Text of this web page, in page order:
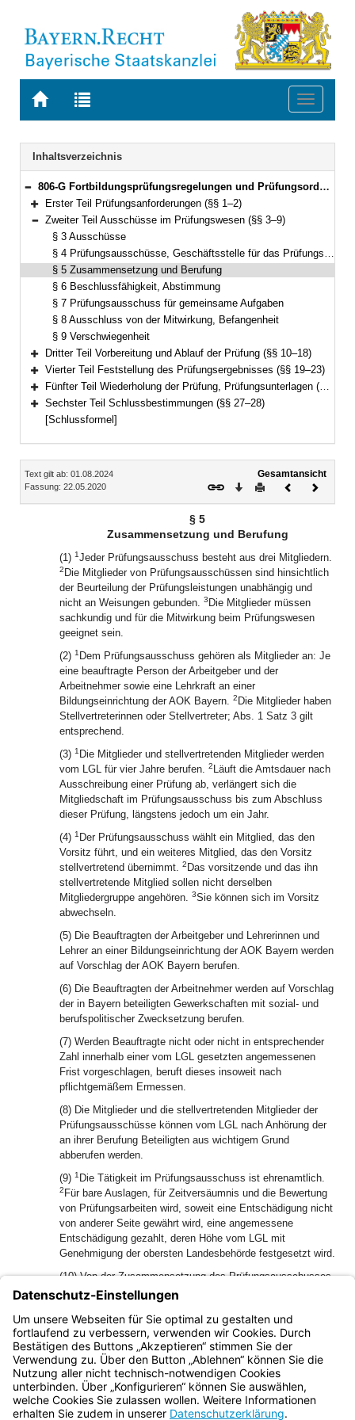
Zur
BAYERN.RECHT
Zur
letzten
Suche
Toggle
Navigation
Inhaltsverzeichnis
Bereich reduzieren
806-G Fortbildungsprüfungsregelungen und Prüfungsordnung für Fortbildungsprüfungen zum AOK-Betriebswirt bzw. zur AOK-Betriebswirtin der AOK Bayern (FPO AOK-Betriebswirt Bayern) Bekanntmachung des Bayerischen Landesamts für Gesundheit und Lebensmittelsicherheit vom 22. Mai 2020, Az. A-MA-0612-14-V2-D18772/2020 (BayMBl. Nr. 327) (§§ 1–28)
Bereich erweitern
Erster Teil Prüfungsanforderungen (§§ 1–2)
Bereich reduzieren
Zweiter Teil Ausschüsse im Prüfungswesen (§§ 3–9)
§ 3 Ausschüsse
§ 4 Prüfungsausschüsse, Geschäftsstelle für das Prüfungswesen, Geschäftsführung
§ 5 Zusammensetzung und Berufung
§ 6 Beschlussfähigkeit, Abstimmung
§ 7 Prüfungsausschuss für gemeinsame Aufgaben
§ 8 Ausschluss von der Mitwirkung, Befangenheit
§ 9 Verschwiegenheit
Bereich erweitern
Dritter Teil Vorbereitung und Ablauf der Prüfung (§§ 10–18)
Bereich erweitern
Vierter Teil Feststellung des Prüfungsergebnisses (§§ 19–23)
Bereich erweitern
Fünfter Teil Wiederholung der Prüfung, Prüfungsunterlagen (§§ 24–26)
Bereich erweitern
Sechster Teil Schlussbestimmungen (§§ 27–28)
[Schlussformel]
Inhalt
Text gilt ab: 01.08.2024
Fassung: 22.05.2020
Gesamtansicht
Download
DruckenVorheriges
§ 5
Zusammensetzung und Berufung
(1) 1Jeder Prüfungsausschuss besteht aus drei Mitgliedern.
2 Die Mitglieder von Prüfungsausschüssen sind hinsichtlich
der Beurteilung der Prüfungsleistungen unabhängig und
nicht an Weisungen gebunden. 3 Die Mitglieder müssen
sachkundig und für die Mitwirkung beim Prüfungswesen
geeignet sein.
(2) 1 Dem Prüfungsausschuss gehören als Mitglieder an: Je
eine beauftragte Person der Arbeitgeber und der
Arbeitnehmer sowie eine Lehrkraft an einer
Bildungseinrichtung der AOK Bayern. 2 Die Mitglieder haben
Stellvertreterinnen oder Stellvertreter; Abs. 1 Satz 3 gilt
entsprechend.
(3) 1 Die Mitglieder und stellvertretenden Mitglieder werden
vom LGL für vier Jahre berufen. 2 Läuft die Amtsdauer nach
Ausschreibung einer Prüfung ab, verlängert sich die
Mitgliedschaft im Prüfungsausschuss bis zum Abschluss
dieser Prüfung, längstens jedoch um ein Jahr.
(4) 1 Der Prüfungsausschuss wählt ein Mitglied, das den
Vorsitz führt, und ein weiteres Mitglied, das den Vorsitz
stellvertretend übernimmt. 2 Das vorsitzende und das ihn
stellvertretende Mitglied sollen nicht derselben
Mitgliedergruppe angehören. 3Sie können sich im Vorsitz
abwechseln.
(5) Die Beauftragten der Arbeitgeber und Lehrerinnen und
Lehrer an einer Bildungseinrichtung der AOK Bayern werden
auf Vorschlag der AOK Bayern berufen.
(6) Die Beauftragten der Arbeitnehmer werden auf Vorschlag
der in Bayern beteiligten Gewerkschaften mit sozial- und
berufspolitischer Zwecksetzung berufen.
(7) Werden Beauftragte nicht oder nicht in entsprechender
Zahl innerhalb einer vom LGL gesetzten angemessenen
Frist vorgeschlagen, beruft dieses insoweit nach
pflichtgemäßem Ermessen.
(8) Die Mitglieder und die stellvertretenden Mitglieder der
Prüfungsausschüsse können vom LGL nach Anhörung der
an ihrer Berufung Beteiligten aus wichtigem Grund
abberufen werden.
(9) 1 Die Tätigkeit im Prüfungsausschuss ist ehrenamtlich.
2 Für bare Auslagen, für Zeitversäumnis und die Bewertung
von Prüfungsarbeiten wird, soweit eine Entschädigung nicht
von anderer Seite gewährt wird, eine angemessene
Entschädigung gezahlt, deren Höhe vom LGL mit
Genehmigung der obersten Landesbehörde festgesetzt wird.
(10) Von der Zusammensetzung des Prüfungsausschusses
nach Abs. 2 darf nur abgewichen werden, wenn anderenfalls
die erforderliche Zahl von Mitgliedern und stellvertretenden
Mitgliedern des Prüfungsausschusses nicht berufen werden
kann.
Bayern.de
BayernPortal